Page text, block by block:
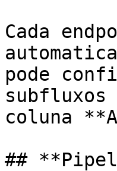
Cada
pode
subfluxos
coluna
##